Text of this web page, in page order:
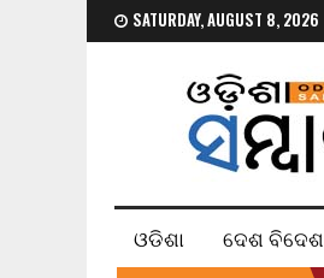
SATURDAY, AUGUST 8, 2026
ଓଡିଶା ଦେଶ ବିଦେଶ